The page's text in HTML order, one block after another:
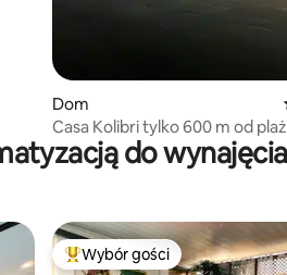
Dom
Casa Kolibri tylko 600 m od
basenem do wynajęcia
Najpopularniejsze z kategorii
Wybór gości